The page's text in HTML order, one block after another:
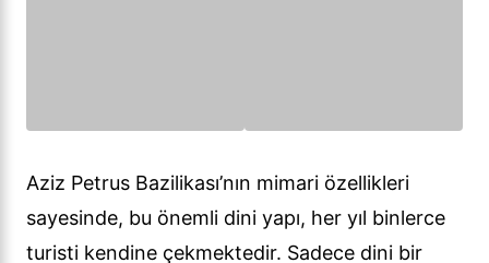
Aziz Petrus Bazilikası’nın mimari özellikleri
sayesinde, bu önemli dini yapı, her yıl binlerce
turisti kendine çekmektedir. Sadece dini bir